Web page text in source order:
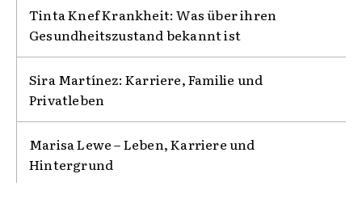
Tinta Knef Krankheit: Was über ihren
Gesundheitszustand bekannt ist
Sira Martínez: Karriere, Familie und
Privatleben
Marisa Lewe – Leben, Karriere und
Hintergrund